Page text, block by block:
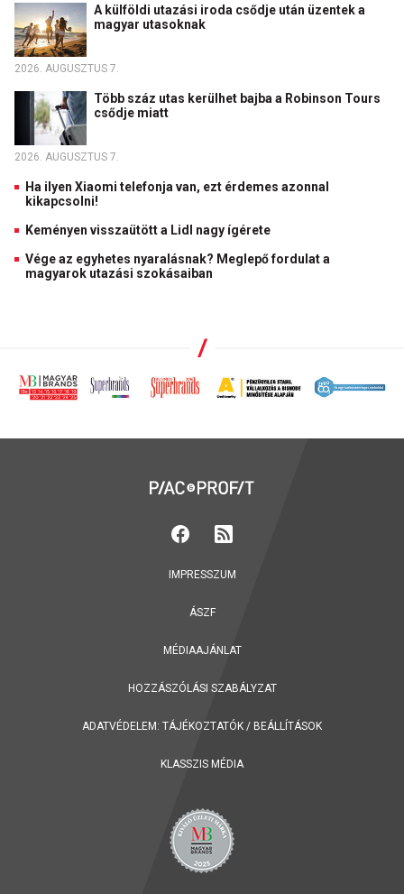
A külföldi utazási iroda csődje után üzentek a
magyar utasoknak
2026. AUGUSZTUS 7.
Több száz utas kerülhet bajba a Robinson Tours
csődje miatt
2026. AUGUSZTUS 7.
Ha ilyen Xiaomi telefonja van, ezt érdemes azonnal
kikapcsolni!
Keményen visszaütött a Lidl nagy ígérete
Vége az egyhetes nyaralásnak? Meglepő fordulat a
magyarok utazási szokásaiban
IMPRESSZUM
ÁSZF
MÉDIAAJÁNLAT
HOZZÁSZÓLÁSI SZABÁLYZAT
ADATVÉDELEM: TÁJÉKOZTATÓK / BEÁLLÍTÁSOK
KLASSZIS MÉDIA